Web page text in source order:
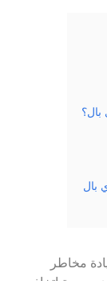
بال؟
بال
مخاطر